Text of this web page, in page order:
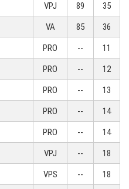
VPJ 89
35
VA 85
36
PRO --
11
PRO --
12
PRO --
13
PRO --
14
PRO --
14
VPJ --
18
VPS --
18